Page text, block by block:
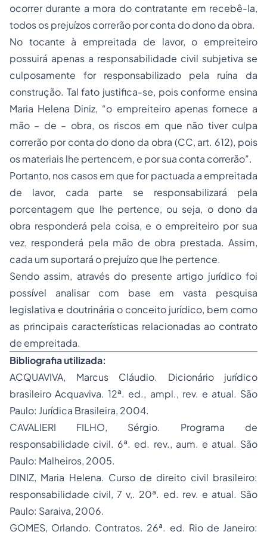
ocorrer durante a mora do contratante em recebê-la,
todos os prejuízos correrão por conta do dono da obra.
No tocante à empreitada de lavor, o empreiteiro
possuirá apenas a responsabilidade civil subjetiva se
culposamente for responsabilizado pela ruína da
construção. Tal fato justifica-se, pois conforme ensina
Maria Helena Diniz, “o empreiteiro apenas fornece a
mão – de – obra, os riscos em que não tiver culpa
correrão por conta do dono da obra (CC, art. 612), pois
os materiais lhe pertencem, e por sua conta correrão”.
Portanto, nos casos em que for pactuada a empreitada
de lavor, cada parte se responsabilizará pela
porcentagem que lhe pertence, ou seja, o dono da
obra responderá pela coisa, e o empreiteiro por sua
vez, responderá pela mão de obra prestada. Assim,
cada um suportará o prejuízo que lhe pertence.
Sendo assim, através do presente artigo jurídico foi
possível analisar com base em vasta pesquisa
legislativa e doutrinária o conceito jurídico, bem como
as principais características relacionadas ao contrato
de empreitada.
Bibliografia utilizada:
ACQUAVIVA, Marcus Cláudio. Dicionário jurídico
brasileiro Acquaviva. 12ª. ed., ampl., rev. e atual. São
Paulo: Jurídica Brasileira, 2004.
CAVALIERI FILHO, Sérgio. Programa de
responsabilidade civil. 6ª. ed. rev., aum. e atual. São
Paulo: Malheiros, 2005.
DINIZ, Maria Helena. Curso de direito civil brasileiro:
responsabilidade civil, 7 v,. 20ª. ed. rev. e atual. São
Paulo: Saraiva, 2006.
GOMES, Orlando. Contratos. 26ª. ed. Rio de Janeiro: